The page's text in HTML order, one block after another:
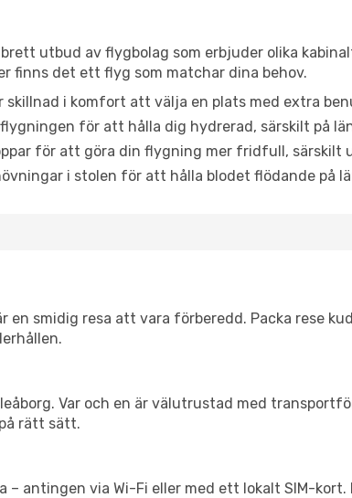
utbud av flygbolag som erbjuder olika
finns det ett flyg som matchar dina behov.
skillnad i komfort att välja en plats med extra
för att hålla dig hydrerad, särskilt på
för att göra din flygning mer fridfull, särskilt
i stolen för att hålla blodet flödande på
smidig resa att vara förberedd. Packa rese
Var och en är välutrustad med
rätt sätt.
antingen via Wi-Fi eller med ett lokalt SIM-